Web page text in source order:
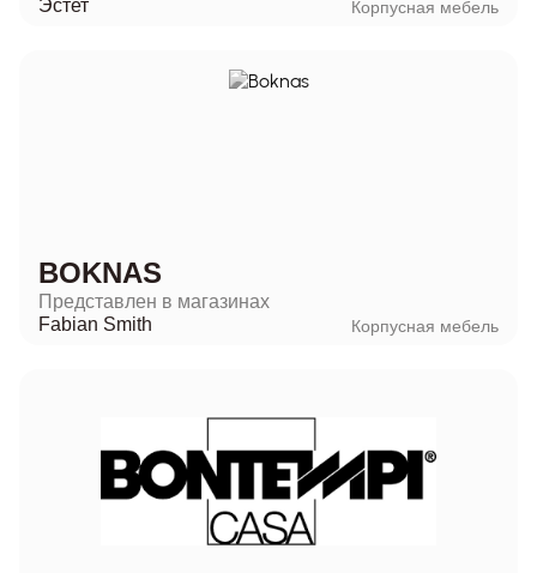
Эстет
Корпусная мебель
BOKNAS
Представлен в магазинах
Fabian Smith
Корпусная мебель